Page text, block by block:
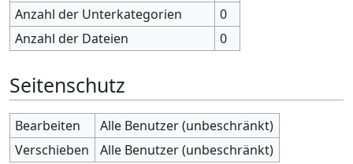
Anzahl der Unterkategorien
0
Anzahl der Dateien
0
Seitenschutz
Bearbeiten
Alle Benutzer (unbeschränkt)
Verschieben
Alle Benutzer (unbeschränkt)